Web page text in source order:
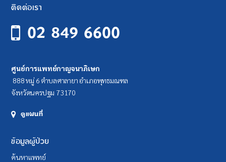
ติดต่อเรา
02 849 6600
ศูนย์การแพทย์กาญจนาภิเษก
888 หมู่ 6 ตำบลศาลายา อำเภอพุทธมณฑล
จังหวัดนครปฐม 73170
ดูแผนที่
ข้อมูลผู้ป่วย
ค้นหาแพทย์